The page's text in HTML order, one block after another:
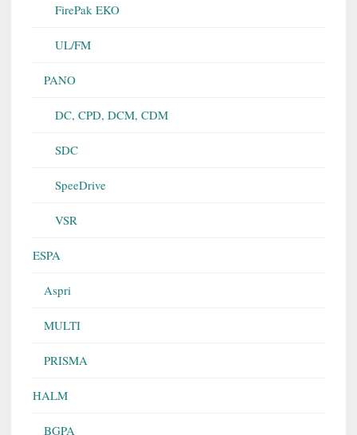
FirePak EKO
UL/FM
PANO
DC, CPD, DCM, CDM
SDC
SpeeDrive
VSR
ESPA
Aspri
MULTI
PRISMA
HALM
BGPA